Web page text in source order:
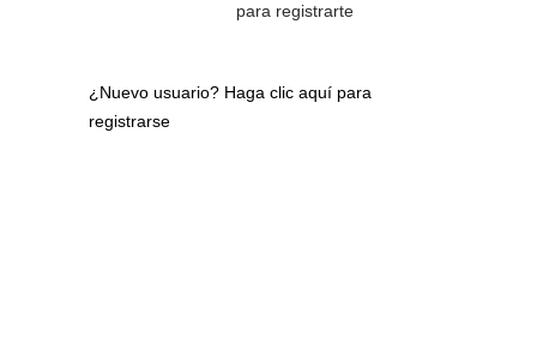
para registrarte
¿Nuevo usuario? Haga clic aquí para
registrarse